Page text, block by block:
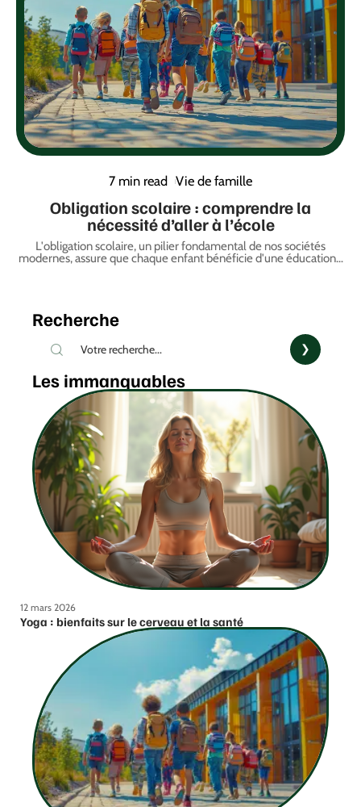
7 min read Vie de famille
Obligation scolaire : comprendre la
nécessité d’aller à l’école
L'obligation scolaire, un pilier fondamental de nos sociétés
modernes, assure que chaque enfant bénéficie d'une éducation…
Recherche
Les immanquables
12 mars 2026
Yoga : bienfaits sur le cerveau et la santé